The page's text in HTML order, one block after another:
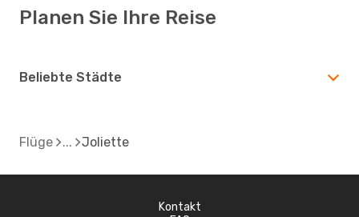
Planen Sie Ihre Reise
Beliebte Städte
Flüge Joliette
Kontakt